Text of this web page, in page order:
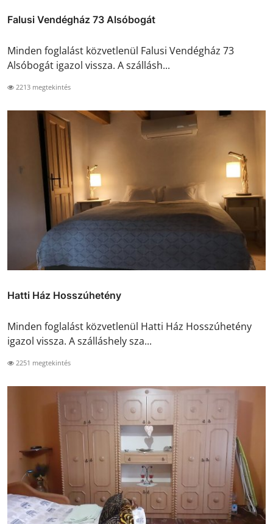
Falusi Vendégház 73 Alsóbogát
Minden foglalást közvetlenül Falusi Vendégház 73
Alsóbogát igazol vissza. A szállásh...
2213 megtekintés
Hatti Ház Hosszúhetény
Minden foglalást közvetlenül Hatti Ház Hosszúhetény
igazol vissza. A szálláshely sza...
2251 megtekintés